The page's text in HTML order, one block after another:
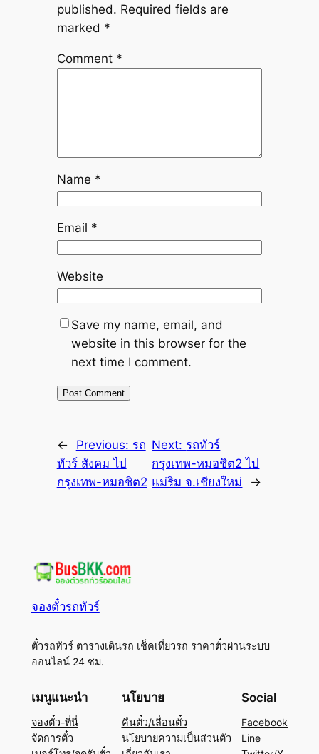
published. Required fields are
marked *
Comment *
Name *
Email *
Website
Save my name, email, and
website in this browser for the
next time I comment.
← Previous: รถ
ทัวร์ สังคม ไป
กรุงเทพ-หมอชิต2
Next: รถทัวร์
กรุงเทพ-หมอชิต2 ไป
แม่ริม จ.เชียงใหม่
→
จองตั๋วรถทัวร์
ตั๋วรถทัวร์ ตารางเดินรถ เช็คเที่ยวรถ ราคาตั๋วผ่านระบบ
ออนไลน์ 24 ชม.
เมนูแนะนำ
จองตั๋ว-ที่นี่
จัดการตั๋ว
นโยบาย
คืนตั๋ว/เลื่อนตั๋ว
นโยบายความเป็นส่วนตัว
Social
Facebook
Line